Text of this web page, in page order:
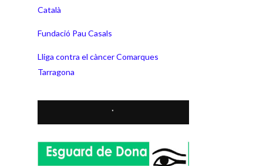
Català
Fundació Pau Casals
Lliga contra el càncer Comarques
Tarragona
*